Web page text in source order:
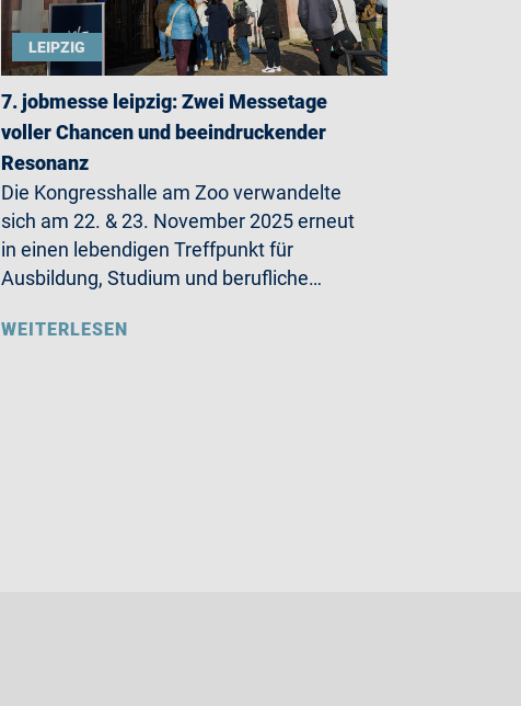
LEIPZIG
7. jobmesse leipzig: Zwei Messetage
voller Chancen und beeindruckender
Resonanz
Die Kongresshalle am Zoo verwandelte
sich am 22. & 23. November 2025 erneut
in einen lebendigen Treffpunkt für
Ausbildung, Studium und berufliche…
WEITERLESEN